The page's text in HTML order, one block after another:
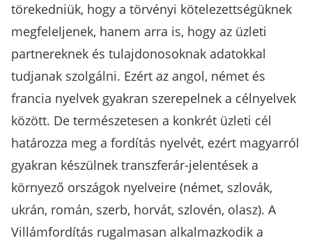
törekedniük, hogy a törvényi kötelezettségüknek
megfeleljenek, hanem arra is, hogy az üzleti
partnereknek és tulajdonosoknak adatokkal
tudjanak szolgálni. Ezért az angol, német és
francia nyelvek gyakran szerepelnek a célnyelvek
között. De természetesen a konkrét üzleti cél
határozza meg a fordítás nyelvét, ezért magyarról
gyakran készülnek transzferár-jelentések a
környező országok nyelveire (német, szlovák,
ukrán, román, szerb, horvát, szlovén, olasz). A
Villámfordítás rugalmasan alkalmazkodik a